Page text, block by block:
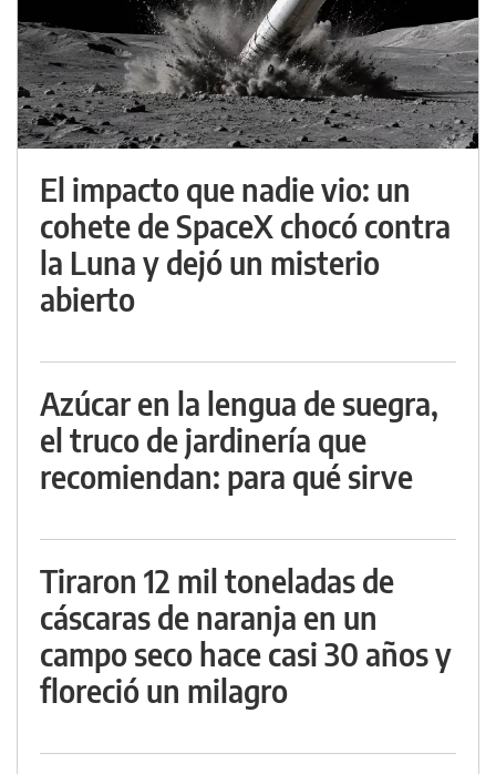
El impacto que nadie vio: un
cohete de SpaceX chocó contra
la Luna y dejó un misterio
abierto
Azúcar en la lengua de suegra,
el truco de jardinería que
recomiendan: para qué sirve
Tiraron 12 mil toneladas de
cáscaras de naranja en un
campo seco hace casi 30 años y
floreció un milagro